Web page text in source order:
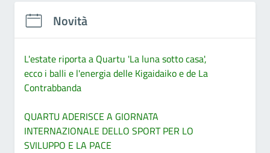
Novità
L'estate riporta a Quartu 'La luna sotto casa',
ecco i balli e l'energia delle Kigaidaiko e de La
Contrabbanda
QUARTU ADERISCE A GIORNATA
INTERNAZIONALE DELLO SPORT PER LO
SVILUPPO E LA PACE